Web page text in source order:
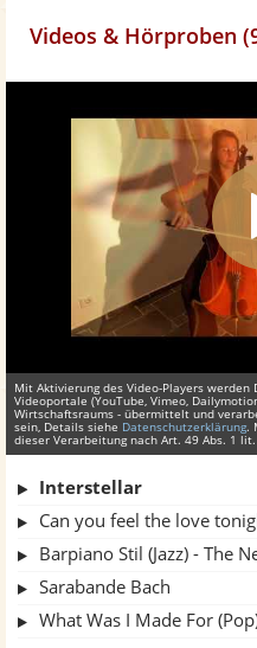
Videos & Hörproben
Mit Aktivierung des Video-Players
Videoportale (YouTube, Vimeo,
Wirtschaftsraums - übermittelt und
sein, Details siehe Datenschutzerklärung.
dieser Verarbeitung nach Art. 49 Abs. 1 lit.
Interstellar
Can you feel the love
Barpiano Stil (Jazz) - The
Sarabande Bach
What Was I Made For